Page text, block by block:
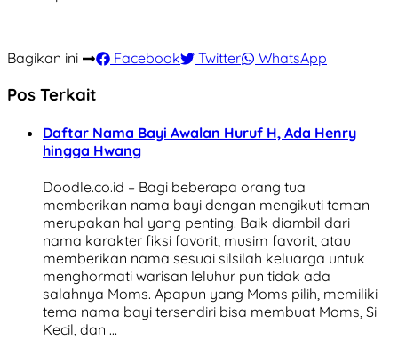
Bagikan ini Facebook Twitter WhatsApp
Pos Terkait
Daftar Nama Bayi Awalan Huruf H, Ada Henry
hingga Hwang
Doodle.co.id – Bagi beberapa orang tua
memberikan nama bayi dengan mengikuti teman
merupakan hal yang penting. Baik diambil dari
nama karakter fiksi favorit, musim favorit, atau
memberikan nama sesuai silsilah keluarga untuk
menghormati warisan leluhur pun tidak ada
salahnya Moms. Apapun yang Moms pilih, memiliki
tema nama bayi tersendiri bisa membuat Moms, Si
Kecil, dan …